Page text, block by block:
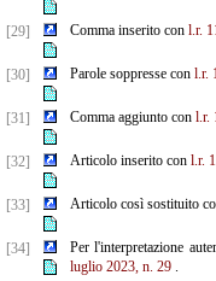
[29] Comma inserito con l.r.
[30] Parole soppresse con l.r.
[31] Comma aggiunto con l.r.
[32] Articolo inserito con l.r.
[33] Articolo così sostituito
[34] Per l'interpretazione
luglio 2023, n. 29.